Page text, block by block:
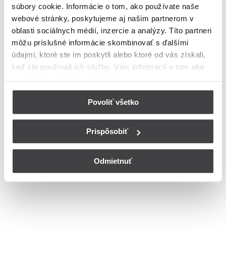
súbory cookie. Informácie o tom, ako používate naše
webové stránky, poskytujeme aj našim partnerom v
oblasti sociálnych médií, inzercie a analýzy. Títo partneri
môžu príslušné informácie skombinovať s ďalšími
údajmi, ktoré ste im poskytli alebo ktoré od vás získali,
keď ste používali ich služby. Viac informácií o tom ako
Povoliť všetko
Prispôsobiť
Odmietnuť
Zoznam ulíc v meste Zálesie
Ulica
Bohužiaľ, nedisponujeme zoznamom dostupných ulíc v danom
meste
© Copyright 2026
Nastavenia cookies